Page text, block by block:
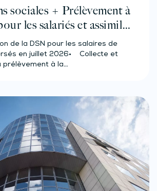
sociales + Prélèvement à
les salariés et assimilés
moins 50 salariés)
de la DSN pour les salaires de
en juillet 2026• Collecte et
prélèvement à la…